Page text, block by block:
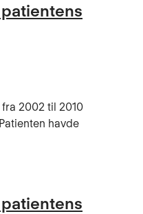
2002 til 2010
havde